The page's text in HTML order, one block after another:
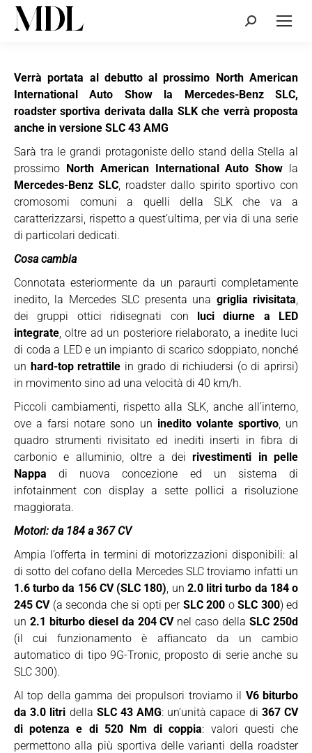
Cerca:
Verrà portata al debutto al prossimo North American
International Auto Show la Mercedes-Benz SLC,
roadster sportiva derivata dalla SLK che verrà proposta
anche in versione SLC 43 AMG
Sarà tra le grandi protagoniste dello stand della Stella al
prossimo North American International Auto Show la
Mercedes-Benz SLC, roadster dallo spirito sportivo con
cromosomi comuni a quelli della SLK che va a
caratterizzarsi, rispetto a quest’ultima, per via di una serie
di particolari dedicati.
Cosa cambia
Connotata esteriormente da un paraurti completamente
inedito, la Mercedes SLC presenta una griglia rivisitata,
dei gruppi ottici ridisegnati con luci diurne a LED
integrate, oltre ad un posteriore rielaborato, a inedite luci
di coda a LED e un impianto di scarico sdoppiato, nonché
un hard-top retrattile in grado di richiudersi (o di aprirsi)
in movimento sino ad una velocità di 40 km/h.
Piccoli cambiamenti, rispetto alla SLK, anche all’interno,
ove a farsi notare sono un inedito volante sportivo, un
quadro strumenti rivisitato ed inediti inserti in fibra di
carbonio e alluminio, oltre a deirivestimenti in pelle
Nappa di nuova concezione ed un sistema di
infotainment con display a sette pollici a risoluzione
maggiorata.
Motori: da 184 a 367 CV
Ampia l’offerta in termini di motorizzazioni disponibili: al
di sotto del cofano della Mercedes SLC troviamo infatti un
1.6 turbo da 156 CV (SLC 180), un 2.0 litri turbo da 184 o
245 CV(a seconda che si opti per SLC 200 oSLC 300) ed
un 2.1 biturbo diesel da 204 CVnel caso dellaSLC 250d
(il cui funzionamento è affiancato da un cambio
automatico di tipo 9G-Tronic, proposto di serie anche su
SLC 300).
Al top della gamma dei propulsori troviamo il V6 biturbo
da 3.0 litri della SLC 43 AMG: un’unità capace di 367 CV
di potenza e di 520 Nm di coppia: valori questi che
permettono alla più sportiva delle varianti della roadster